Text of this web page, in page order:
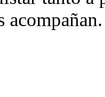
acompañan.